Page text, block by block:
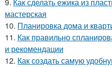
мастерская
10. Планировка дома и
11. Как правильно
и рекомендации
12. Как создать самую